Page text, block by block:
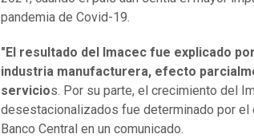
pandemia de Covid-19.
" El resultado del Imacec fue explicado
industria manufacturera, efecto
servicios. Por su parte, el crecimiento del
desestacionalizados fue determinado por
Banco Central en un comunicado.